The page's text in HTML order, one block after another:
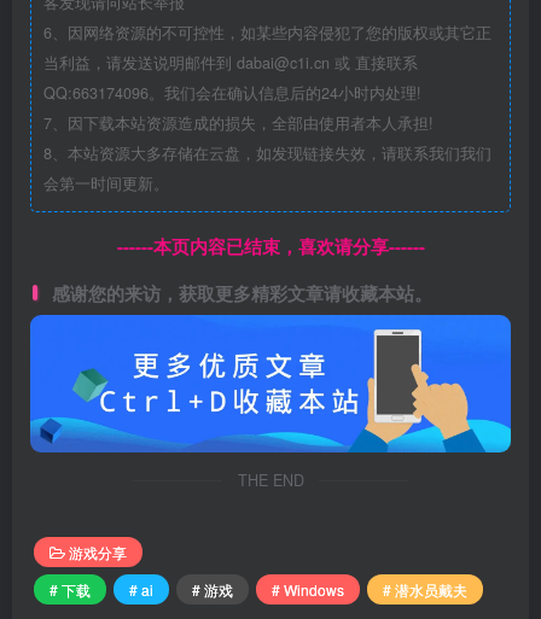
6、因网络资源的不可控性，如某些内容侵犯了您的版权或其它正
当利益，请发送说明邮件到 dabai@c1i.cn 或 直接联系
QQ:663174096。我们会在确认信息后的24小时内处理!
7、因下载本站资源造成的损失，全部由使用者本人承担!
8、本站资源大多存储在云盘，如发现链接失效，请联系我们我们
会第一时间更新。
------本页内容已结束，喜欢请分享------
感谢您的来访，获取更多精彩文章请收藏本站。
THE END
游戏分享
# 下载
# ai # 游戏 # Windows # 潜水员戴夫